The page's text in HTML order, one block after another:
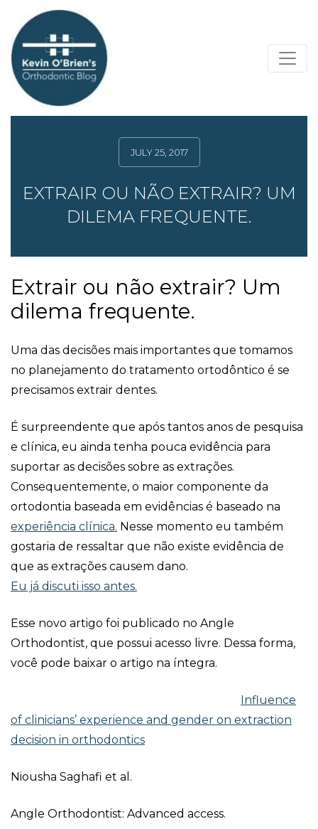
JULY 25, 2017
EXTRAIR OU NÃO EXTRAIR? UM
DILEMA FREQUENTE.
Extrair ou não extrair? Um
dilema frequente.
Uma das decisões mais importantes que tomamos
no planejamento do tratamento ortodôntico é se
precisamos extrair dentes.
É surpreendente que após tantos anos de pesquisa
e clínica, eu ainda tenha pouca evidência para
suportar as decisões sobre as extrações.
Consequentemente, o maior componente da
ortodontia baseada em evidências é baseado na
experiência clínica. Nesse momento eu também
gostaria de ressaltar que não existe evidência de
que as extrações causem dano.
Eu já discuti isso antes.
Esse novo artigo foi publicado no Angle
Orthodontist, que possui acesso livre. Dessa forma,
você pode baixar o artigo na íntegra.
Influence
of clinicians’ experience and gender on extraction
decision in orthodontics
Niousha Saghafi et al.
Angle Orthodontist: Advanced access.